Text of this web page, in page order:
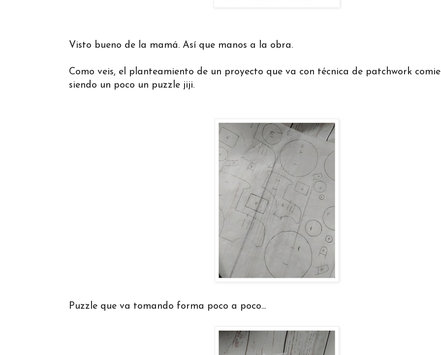
Visto bueno de la mamá. Así que manos a la obra.
Como veis, el planteamiento de un proyecto que va con técnica de patchwork
siendo un poco un puzzle jiji.
Puzzle que va tomando forma poco a poco...